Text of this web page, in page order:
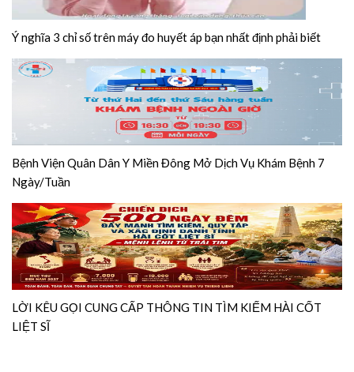
Ý nghĩa 3 chỉ số trên máy đo huyết áp bạn nhất định phải biết
Bệnh Viện Quân Dân Y Miền Đông Mở Dịch Vụ Khám Bệnh 7
Ngày/Tuần
LỜI KÊU GỌI CUNG CẤP THÔNG TIN TÌM KIẾM HÀI CỐT
LIỆT SĨ